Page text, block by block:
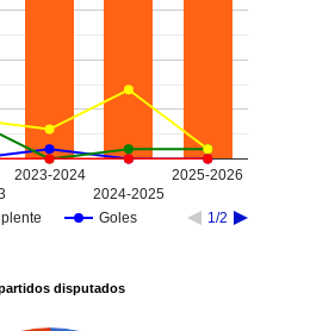
Goles 1/2
2023-2024
2024-2025
2025-2026
disputados